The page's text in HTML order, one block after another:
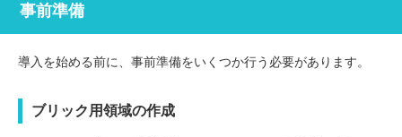
事前準備
導入を始める前に、事前準備をいくつか行う必要があります。
ブリック用領域の作成